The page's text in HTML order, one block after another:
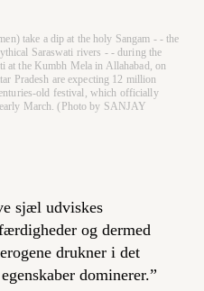
take a dip at the holy Sangam - - the
Saraswati rivers - - during the
at the Kumbh Mela in Allahabad, on
Pradesh are expecting 12 million
old festival, which officially
March. (Photo by SANJAY
sjæl udviskes
og dermed
drukner i det
dominerer.”